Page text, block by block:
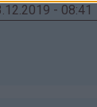
- 08:41